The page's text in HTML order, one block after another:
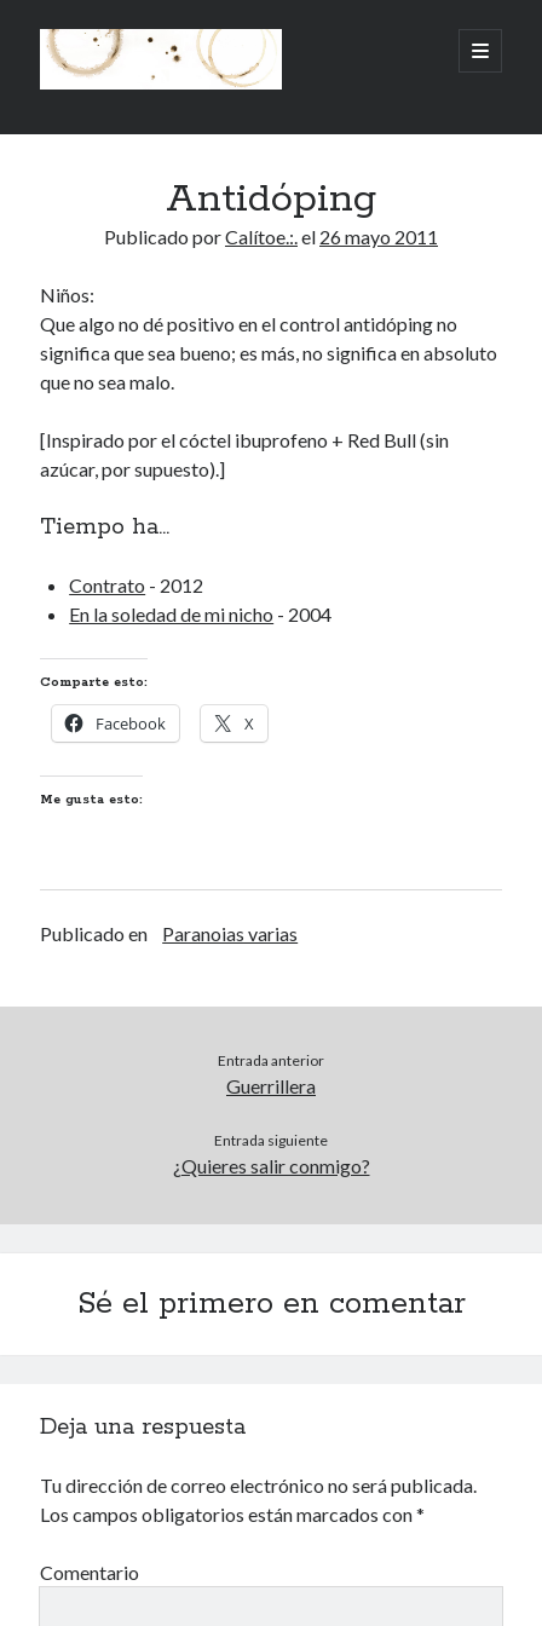
.:.Calito(h)eces.:.
abrir
menú
Barra
Mandi te lo pide
No compres, adopta
Calítoe.:.en
Calítoe.:.enMaría Gripe
Calítoe.:.enMaría Gripe
DanielaenMaría Gripe
Alea jacta est
Tradición
Don Nadie
Korochi Industries
Maese Cámara
Maje
Patada al diccionario
Antidóping
Publicado porCalítoe.:.el 26 mayo 2011
Niños:
Que algo no dé positivo en el control antidóping no
significa que sea bueno; es más, no significa en absoluto
que no sea malo.
[Inspirado por el cóctel ibuprofeno + Red Bull (sin
azúcar, por supuesto).]
Tiempo ha...
Contrato - 2012
En la soledad de mi nicho - 2004
Comparte esto:
Facebook X
Me gusta esto:
Publicado en Paranoias varias
Entrada anterior
Guerrillera
Entrada siguiente
¿Quieres salir conmigo?
Sé el primero en comentar
Deja una respuesta
Tu dirección de correo electrónico no será publicada.
Los campos obligatorios están marcados con*
Comentario